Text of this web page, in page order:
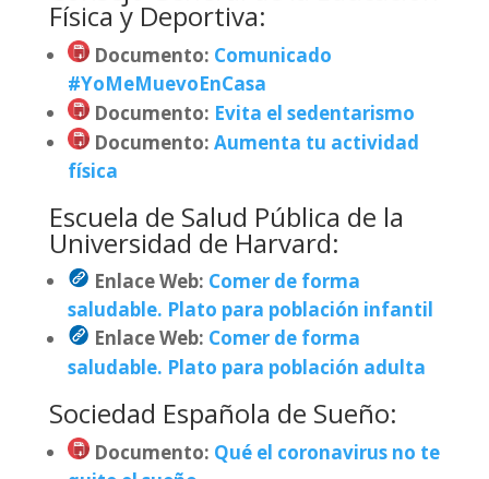
Física y Deportiva:
Documento: Comunicado
#YoMeMuevoEnCasa
Documento: Evita el sedentarismo
Documento: Aumenta tu actividad
física
Escuela de Salud Pública de la
Universidad de Harvard:
Enlace Web: Comer de forma
saludable. Plato para población infantil
Enlace Web: Comer de forma
saludable. Plato para población adulta
Sociedad Española de Sueño:
Documento: Qué el coronavirus no te